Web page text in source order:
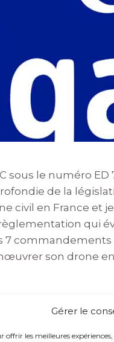
Gérer le
offrir les meilleures
sous le numéro ED
de la
civil en France et
qui
7 commandements
son drone